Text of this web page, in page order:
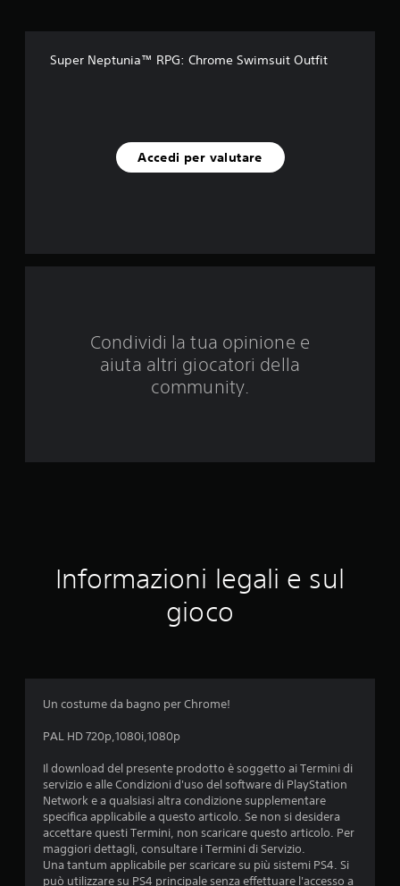
s
u
e
z
n
Super Neptunia™ RPG: Chrome Swimsuit Outfit
Accedi per valutare
Condividi la tua opinione e
aiuta altri giocatori della
community.
Informazioni legali e sul
gioco
Un costume da bagno per Chrome!
PAL HD 720p,1080i,1080p
Il download del presente prodotto è soggetto ai Termini di
servizio e alle Condizioni d'uso del software di PlayStation
Network e a qualsiasi altra condizione supplementare
specifica applicabile a questo articolo. Se non si desidera
accettare questi Termini, non scaricare questo articolo. Per
maggiori dettagli, consultare i Termini di Servizio.
Una tantum applicabile per scaricare su più sistemi PS4. Si
può utilizzare su PS4 principale senza effettuare l'accesso a